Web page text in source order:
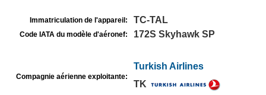
Immatriculation de l'appareil: TC-TAL
Code IATA du modèle d'aéronef: 172S Skyhawk SP
Compagnie aérienne exploitante:
Turkish Airlines
TK